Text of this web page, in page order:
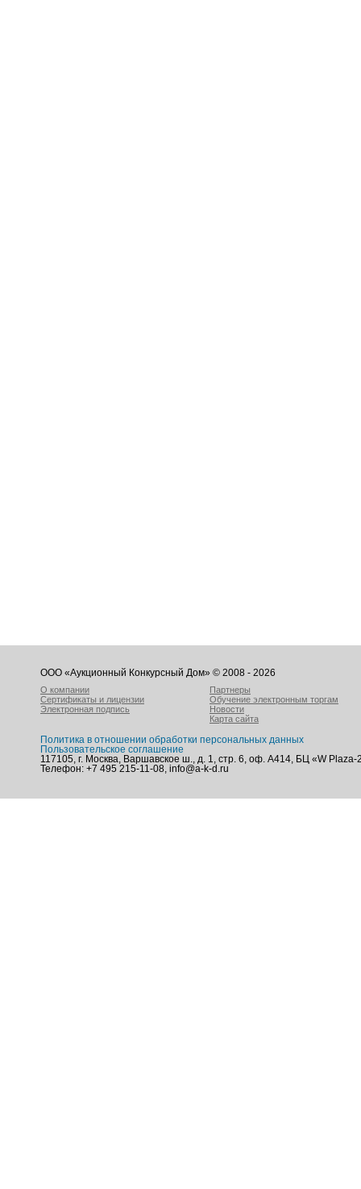
ООО «Аукционный Конкурсный Дом» © 2008 - 2026
О компании
Сертификаты и лицензии
Электронная подпись
Партнеры
Обучение электронным торгам
Новости
Карта сайта
Политика в отношении обработки персональных данных
Пользовательское соглашение
117105, г. Москва, Варшавское ш., д. 1, стр. 6, оф. А414, БЦ «W Plaza-
Телефон: +7 495 215-11-08, info@a-k-d.ru